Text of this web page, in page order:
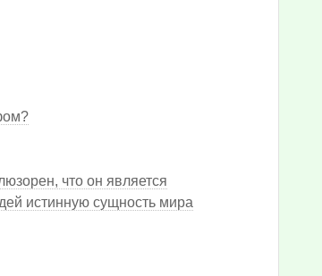
что он является
истинную сущность мира